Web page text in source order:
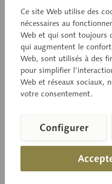
Bo 205
Tricholome
Tricholoma imbricatum
Comestible sous réserves
Prix sur
Délai de livraison sur demande
Ce site Web utilise des
nécessaires au
Web et qui sont toujours
qui augmentent le
Web, sont utilisés à des
pour simplifier
Web et réseaux sociaux,
votre consentement.
Configurer